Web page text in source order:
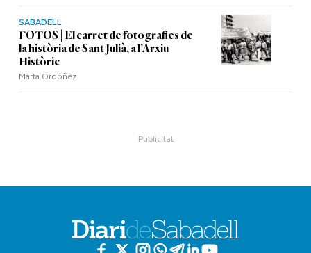
SABADELL
FOTOS | El carret de fotografies de
la història de Sant Julià, a l’Arxiu
Històric
Marta Ordóñez